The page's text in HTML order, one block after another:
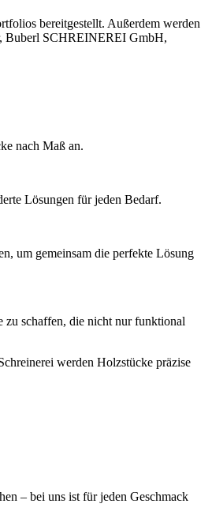
bereitgestellt. Außerdem werden
Buberl SCHREINEREI GmbH,
nach Maß an.
Lösungen für jeden Bedarf.
um gemeinsam die perfekte Lösung
zu schaffen, die nicht nur funktional
werden Holzstücke präzise
– bei uns ist für jeden Geschmack